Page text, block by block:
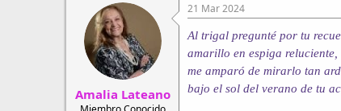
i
h
Amalia Lateano
21 Mar 2024
Al trigal pregunté por tu
amarillo en espiga reluciente,
me amparó de mirarlo tan
bajo el sol del verano de tu